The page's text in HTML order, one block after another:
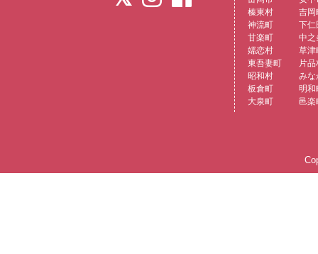
榛東村
吉岡
神流町
下仁
甘楽町
中之
嬬恋村
草津
東吾妻町
片品
昭和村
みな
板倉町
明和
大泉町
邑楽